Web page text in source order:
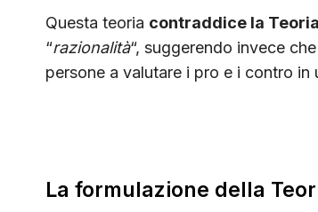
Questa teoria contraddice la
“razionalità“, suggerendo invece
persone a valutare i pro e i contro in
La formulazione della